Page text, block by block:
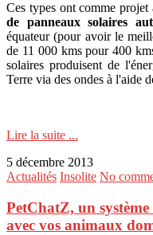
Ces types ont comme
de panneaux solaires
équateur (pour avoir le
de 11 000 kms pour 400
solaires produisent de
Terre via des ondes à l'aide
Lire la suite ...
5 décembre 2013
Actualités Insolite No
PetChatZ, un
avec vos animaux